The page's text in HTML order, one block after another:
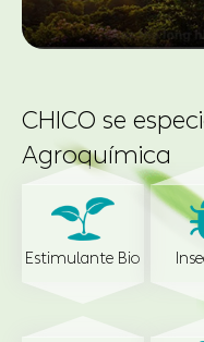
CHICO se
Agroquímica
Estimulante Bio